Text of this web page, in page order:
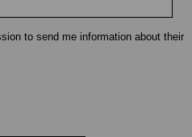
to send me information about their